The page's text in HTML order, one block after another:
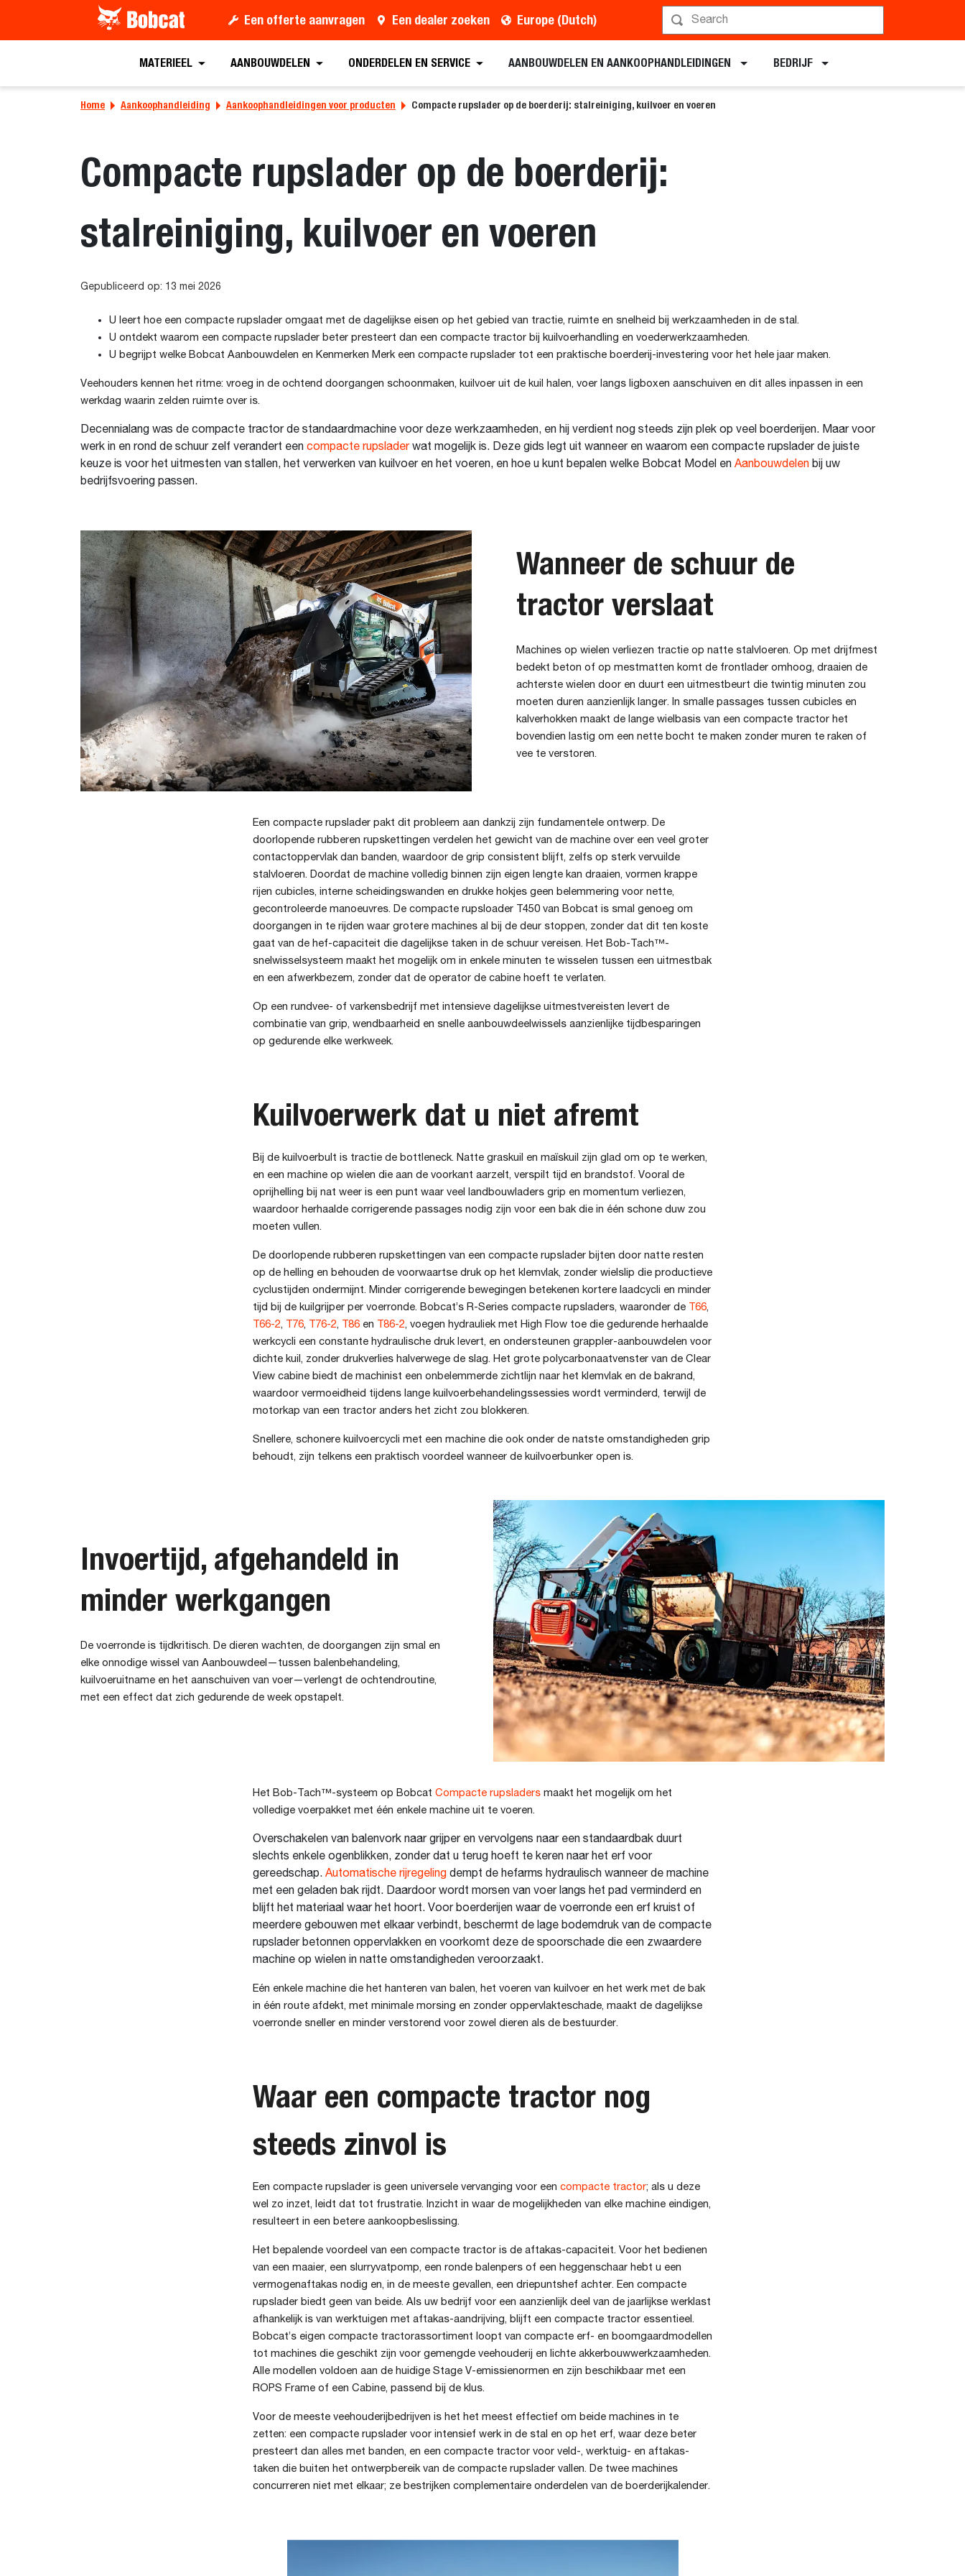
Een offerte aanvragen Een dealer zoeken Europe (Dutch)
MATERIEEL AANBOUWDELEN ONDERDELEN EN SERVICE AANBOUWDELEN EN AANKOOPHANDLEIDINGEN BEDRIJF
Home Aankoophandleiding Aankoophandleidingen voor producten Compacte rupslader op de boerderij: stalreiniging, kuilvoer en voeren
Compacte rupslader op de boerderij:
stalreiniging, kuilvoer en voeren
Gepubliceerd op: 13 mei 2026
U leert hoe een compacte rupslader omgaat met de dagelijkse eisen op het gebied van tractie, ruimte en snelheid bij werkzaamheden in de stal.
U ontdekt waarom een compacte rupslader beter presteert dan een compacte tractor bij kuilvoerhandling en voederwerkzaamheden.
U begrijpt welke Bobcat Aanbouwdelen en Kenmerken Merk een compacte rupslader tot een praktische boerderij-investering voor het hele jaar maken.
Veehouders kennen het ritme: vroeg in de ochtend doorgangen schoonmaken, kuilvoer uit de kuil halen, voer langs ligboxen aanschuiven en dit alles inpassen in een
werkdag waarin zelden ruimte over is.
Decennialang was de compacte tractor de standaardmachine voor deze werkzaamheden, en hij verdient nog steeds zijn plek op veel boerderijen. Maar voor
werk in en rond de schuur zelf verandert een compacte rupsladerwat mogelijk is. Deze gids legt uit wanneer en waarom een compacte rupslader de juiste
keuze is voor het uitmesten van stallen, het verwerken van kuilvoer en het voeren, en hoe u kunt bepalen welke Bobcat Model en Aanbouwdelen bij uw
bedrijfsvoering passen.
Wanneer de schuur de
tractor verslaat
Machines op wielen verliezen tractie op natte stalvloeren. Op met drijfmest
bedekt beton of op mestmatten komt de frontlader omhoog, draaien de
achterste wielen door en duurt een uitmestbeurt die twintig minuten zou
moeten duren aanzienlijk langer. In smalle passages tussen cubicles en
kalverhokken maakt de lange wielbasis van een compacte tractor het
bovendien lastig om een nette bocht te maken zonder muren te raken of
vee te verstoren.
Een compacte rupslader pakt dit probleem aan dankzij zijn fundamentele ontwerp. De
doorlopende rubberen rupskettingen verdelen het gewicht van de machine over een veel groter
contactoppervlak dan banden, waardoor de grip consistent blijft, zelfs op sterk vervuilde
stalvloeren. Doordat de machine volledig binnen zijn eigen lengte kan draaien, vormen krappe
rijen cubicles, interne scheidingswanden en drukke hokjes geen belemmering voor nette,
gecontroleerde manoeuvres. De compacte rupsloader T450 van Bobcat is smal genoeg om
doorgangen in te rijden waar grotere machines al bij de deur stoppen, zonder dat dit ten koste
gaat van de hef-capaciteit die dagelijkse taken in de schuur vereisen. Het Bob-Tach™-
snelwisselsysteem maakt het mogelijk om in enkele minuten te wisselen tussen een uitmestbak
en een afwerkbezem, zonder dat de operator de cabine hoeft te verlaten.
Op een rundvee- of varkensbedrijf met intensieve dagelijkse uitmestvereisten levert de
combinatie van grip, wendbaarheid en snelle aanbouwdeelwissels aanzienlijke tijdbesparingen
op gedurende elke werkweek.
Kuilvoerwerk dat u niet afremt
Bij de kuilvoerbult is tractie de bottleneck. Natte graskuil en maïskuil zijn glad om op te werken,
en een machine op wielen die aan de voorkant aarzelt, verspilt tijd en brandstof. Vooral de
oprijhelling bij nat weer is een punt waar veel landbouwladers grip en momentum verliezen,
waardoor herhaalde corrigerende passages nodig zijn voor een bak die in één schone duw zou
moeten vullen.
De doorlopende rubberen rupskettingen van een compacte rupslader bijten door natte resten
op de helling en behouden de voorwaartse druk op het klemvlak, zonder wielslip die productieve
cyclustijden ondermijnt. Minder corrigerende bewegingen betekenen kortere laadcycli en minder
tijd bij de kuilgrijper per voerronde. Bobcat’s R-Series compacte rupsladers, waaronder de
T66,
T66-2, T76, T76-2, T86en T86-2, voegen hydrauliek met High Flow toe die gedurende herhaalde
werkcycli een constante hydraulische druk levert, en ondersteunen grappler-aanbouwdelen voor
dichte kuil, zonder drukverlies halverwege de slag. Het grote polycarbonaatvenster van de Clear
View cabine biedt de machinist een onbelemmerde zichtlijn naar het klemvlak en de bakrand,
waardoor vermoeidheid tijdens lange kuilvoerbehandelingssessies wordt verminderd, terwijl de
motorkap van een tractor anders het zicht zou blokkeren.
Snellere, schonere kuilvoercycli met een machine die ook onder de natste omstandigheden grip
behoudt, zijn telkens een praktisch voordeel wanneer de kuilvoerbunker open is.
Invoertijd, afgehandeld in
minder werkgangen
De voerronde is tijdkritisch. De dieren wachten, de doorgangen zijn smal en
elke onnodige wissel van Aanbouwdeel—tussen balenbehandeling,
kuilvoeruitname en het aanschuiven van voer—verlengt de ochtendroutine,
met een effect dat zich gedurende de week opstapelt.
Het Bob-Tach™-systeem op Bobcat Compacte rupsladersmaakt het mogelijk om het
volledige voerpakket met één enkele machine uit te voeren.
Overschakelen van balenvork naar grijper en vervolgens naar een standaardbak duurt
slechts enkele ogenblikken, zonder dat u terug hoeft te keren naar het erf voor
gereedschap. Automatische rijregelingdempt de hefarms hydraulisch wanneer de machine
met een geladen bak rijdt. Daardoor wordt morsen van voer langs het pad verminderd en
blijft het materiaal waar het hoort. Voor boerderijen waar de voerronde een erf kruist of
meerdere gebouwen met elkaar verbindt, beschermt de lage bodemdruk van de compacte
rupslader betonnen oppervlakken en voorkomt deze de spoorschade die een zwaardere
machine op wielen in natte omstandigheden veroorzaakt.
Eén enkele machine die het hanteren van balen, het voeren van kuilvoer en het werk met de bak
in één route afdekt, met minimale morsing en zonder oppervlakteschade, maakt de dagelijkse
voerronde sneller en minder verstorend voor zowel dieren als de bestuurder.
Waar een compacte tractor nog
steeds zinvol is
Een compacte rupslader is geen universele vervanging voor een compacte tractor; als u deze
wel zo inzet, leidt dat tot frustratie. Inzicht in waar de mogelijkheden van elke machine eindigen,
resulteert in een betere aankoopbeslissing.
Het bepalende voordeel van een compacte tractor is de aftakas-capaciteit. Voor het bedienen
van een maaier, een slurryvatpomp, een ronde balenpers of een heggenschaar hebt u een
vermogenaftakas nodig en, in de meeste gevallen, een driepuntshef achter. Een compacte
rupslader biedt geen van beide. Als uw bedrijf voor een aanzienlijk deel van de jaarlijkse werklast
afhankelijk is van werktuigen met aftakas-aandrijving, blijft een compacte tractor essentieel.
Bobcat’s eigen compacte tractorassortiment loopt van compacte erf- en boomgaardmodellen
tot machines die geschikt zijn voor gemengde veehouderij en lichte akkerbouwwerkzaamheden.
Alle modellen voldoen aan de huidige Stage V-emissienormen en zijn beschikbaar met een
ROPS Frame of een Cabine, passend bij de klus.
Voor de meeste veehouderijbedrijven is het het meest effectief om beide machines in te
zetten: een compacte rupslader voor intensief werk in de stal en op het erf, waar deze beter
presteert dan alles met banden, en een compacte tractor voor veld-, werktuig- en aftakas-
taken die buiten het ontwerpbereik van de compacte rupslader vallen. De twee machines
concurreren niet met elkaar; ze bestrijken complementaire onderdelen van de boerderijkalender.